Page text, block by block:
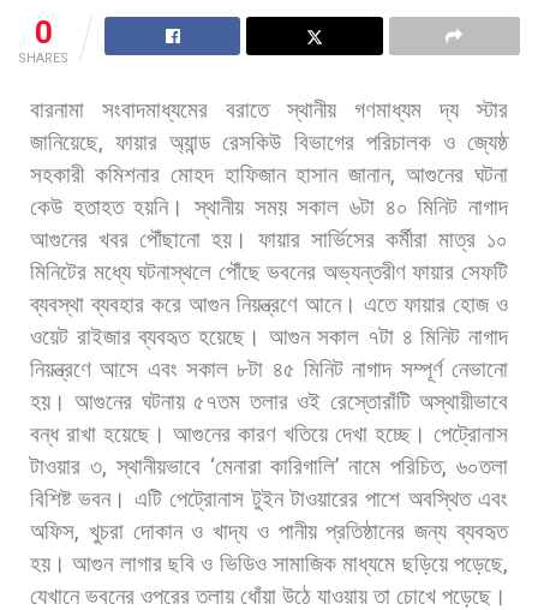
0
SHARES
বারনামা সংবাদমাধ্যমের বরাতে স্থানীয় গণমাধ্যম দ্য
স্টার
জানিয়েছে,ফায়ার অ্যান্ড রেসকিউ বিভাগের পরিচালক ও জ্যেষ্ঠ
সহকারী কমিশনার মোহদ হাফিজান হাসান জানান,আগুনের ঘটনা
কেউ হতাহত হয়নি। স্থানীয় সময় সকাল ৬টা ৪০ মিনিট নাগাদ
আগুনের খবর পৌঁছানো হয়। ফায়ার সার্ভিসের কর্মীরা মাত্র ১০
মিনিটের মধ্যে ঘটনাস্থলে পৌঁছে ভবনের অভ্যন্তরীণ ফায়ার সেফটি
ব্যবস্থা ব্যবহার করে আগুন নিয়ন্ত্রণে আনে। এতে ফায়ার হোজ ও
ওয়েট রাইজার ব্যবহৃত হয়েছে। আগুন সকাল ৭টা ৪ মিনিট নাগাদ
নিয়ন্ত্রণে আসে এবং সকাল ৮টা ৪৫ মিনিট নাগাদ সম্পূর্ণ নেভানো
হয়। আগুনের ঘটনায় ৫৭তম তলার ওই রেস্তোরাঁটি অস্থায়ীভাবে
বন্ধ রাখা হয়েছে। আগুনের কারণ খতিয়ে দেখা হচ্ছে। পেট্রোনাস
টাওয়ার ৩,স্থানীয়ভাবে‘মেনারা কারিগালি’নামে পরিচিত,৬০তলা
বিশিষ্ট ভবন। এটি পেট্রোনাস টুইন টাওয়ারের পাশে অবস্থিত এবং
অফিস, খুচরা দোকান ও খাদ্য ও পানীয় প্রতিষ্ঠানের জন্য ব্যবহৃত
হয়। আগুন লাগার ছবি ও ভিডিও সামাজিক মাধ্যমে ছড়িয়ে পড়েছে,
যেখানে ভবনের ওপরের তলায় ধোঁয়া উঠে যাওয়ায় তা চোখে পড়েছে।